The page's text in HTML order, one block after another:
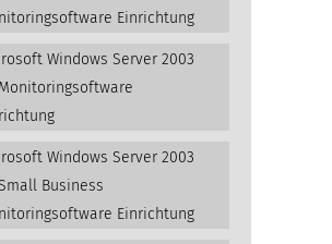
Einrichtung
Windows Server 2003
Windows Server 2003
Business
Einrichtung